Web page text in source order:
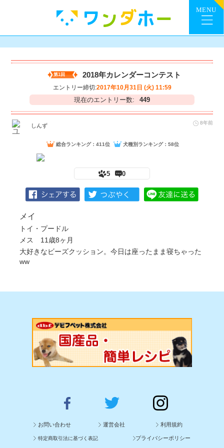
第1回 2018年カレンダーコンテスト
エントリー締切:2017年10月31日 (火) 11:59
現在のエントリー数: 449
しんず 8年前
総合ランキング：411位 犬種別ランキング：58位
5 0
メイ
トイ・プードル
メス 11歳8ヶ月
大好きなビーズクッション。今日は座ったまま寝ちゃった
ww
お問い合わせ 運営会社 利用規約
特定商取引法に基づく表記 プライバシーポリシー